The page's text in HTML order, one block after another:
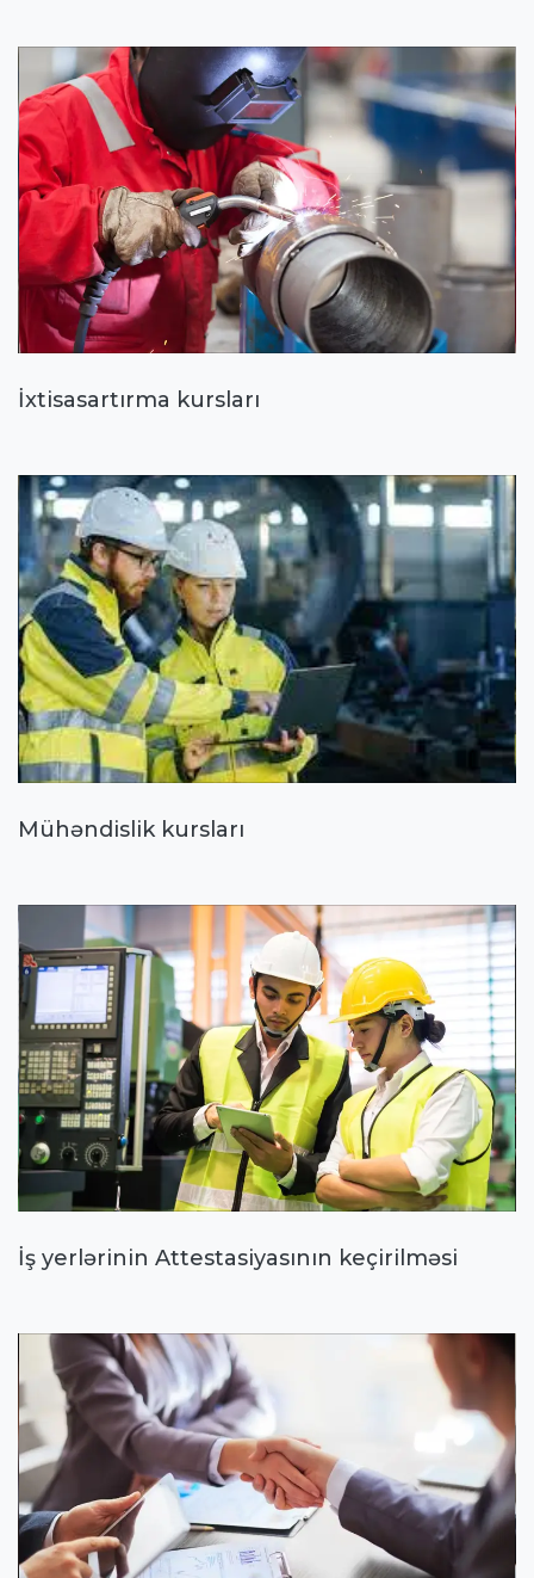
İxtisasartırma kursları
Mühəndislik kursları
İş yerlərinin Attestasiyasının keçirilməsi